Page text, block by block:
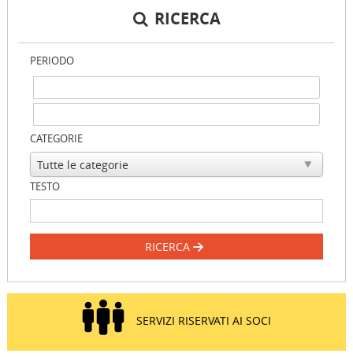
RICERCA
PERIODO
CATEGORIE
TESTO
RICERCA
SERVIZI RISERVATI AI SOCI